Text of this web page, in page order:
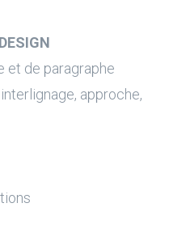
et de paragraphe
approche,